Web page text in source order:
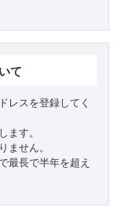
て
レスを登録してく
ます。
ません。
最長で半年を超え